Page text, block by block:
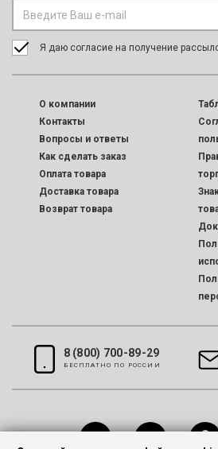
Я даю согласие на получение
O компании
Контакты
Вопросы и ответы
Как сделать заказ
Оплата товара
Доставка товара
Возврат товара
8 (800) 700-89-29
БЕСПЛАТНО ПО РОССИИ